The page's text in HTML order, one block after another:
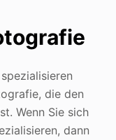
die den
Wenn Sie sich
dann